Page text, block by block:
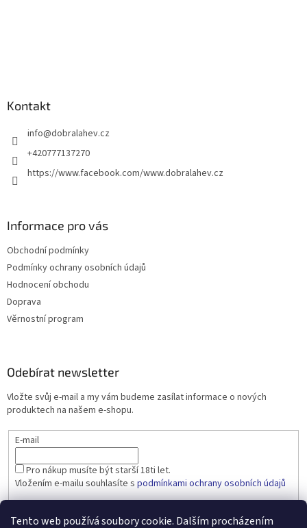
Tento web používá soubory cookie. Dalším procházením
Kontakt
info@dobralahev.cz
+420777137270
https://www.facebook.com/www.dobralahev.cz
Informace pro vás
Obchodní podmínky
Podmínky ochrany osobních údajů
Hodnocení obchodu
Doprava
Věrnostní program
Odebírat newsletter
Vložte svůj e-mail a my vám budeme zasílat informace o nových
produktech na našem e-shopu.
E-mail
Pro nákup musíte být starší 18ti let.
Vložením e-mailu souhlasíte s podmínkami ochrany osobních údajů
PŘIHLÁSIT SE